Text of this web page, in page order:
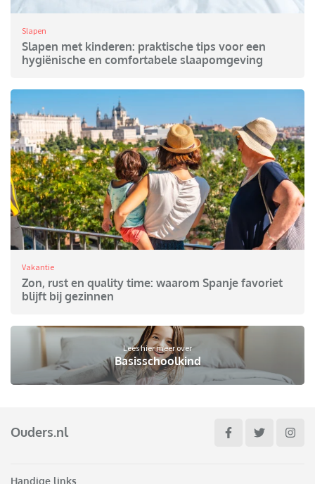
Slapen
Slapen met kinderen: praktische tips voor een
hygiënische en comfortabele slaapomgeving
Vakantie
Zon, rust en quality time: waarom Spanje favoriet
blijft bij gezinnen
Lees hier meer over
Basisschoolkind
Ouders.nl
Handige links